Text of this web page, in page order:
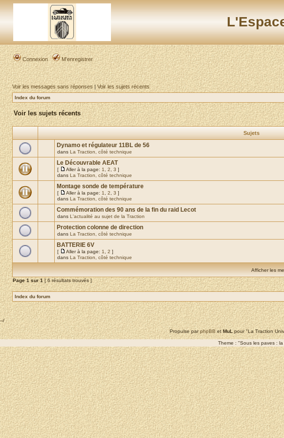
Connexion M’enregistrer
Voir les messages sans réponses|Voir les sujets récents
Index du forum
Voir les sujets récents
Sujets
Dynamo et régulateur 11BL de 56
dans La Traction, côté technique
Le Découvrable AEAT
[ Aller à la page: 1 2 3 ]
dans La Traction, côté technique
Montage sonde de température
[ Aller à la page: 1 2 3 ]
dans La Traction, côté technique
Commémoration des 90 ans de la fin du raid Lecot
dans L'actualité au sujet de la Traction
Protection colonne de direction
dans La Traction, côté technique
BATTERIE 6V
[ Aller à la page: 1 2 ]
dans La Traction, côté technique
Afficher les
Page1sur1[ 6 résultats trouvés ]
Index du forum
--/
Propulse parphpBBetMuLpour "La Traction
Theme : "Sous les paves :